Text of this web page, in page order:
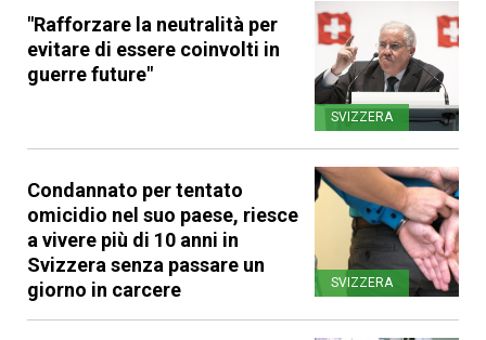
"Rafforzare la neutralità per
evitare di essere coinvolti in
guerre future"
SVIZZERA
Condannato per tentato
omicidio nel suo paese, riesce
a vivere più di 10 anni in
Svizzera senza passare un
giorno in carcere
SVIZZERA